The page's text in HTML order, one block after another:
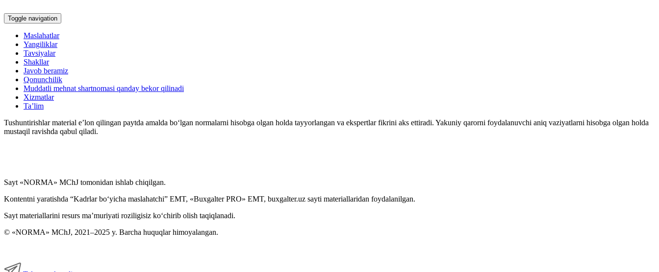
Toggle navigation
Maslahatlar
Yangiliklar
Tavsiyalar
Shakllar
Javob beramiz
Qonunchilik
Muddatli mehnat shartnomasi qanday bekor qilinadi
Xizmatlar
Ta’lim
Tushuntirishlar material e’lon qilingan paytda amalda boʻlgan normalarni hisobga olgan holda tayyorlangan va ekspertlar fikrini aks ettiradi. Yakuniy qarorni foydalanuvchi aniq vaziyatlarni hisobga olgan holda
mustaqil ravishda qabul qiladi.
Sayt «NORMA» MChJ tomonidan ishlab chiqilgan.
Kontentni yaratishda “Kadrlar boʻyicha maslahatchi” EMT, «Buxgalter PRO» EMT, buxgalter.uz sayti materiallaridan foydalanilgan.
Sayt materiallarini resurs ma’muriyati roziligisiz koʻchirib olish taqiqlanadi.
© «NORMA» MChJ, 2021–2025 y. Barcha huquqlar himoyalangan.